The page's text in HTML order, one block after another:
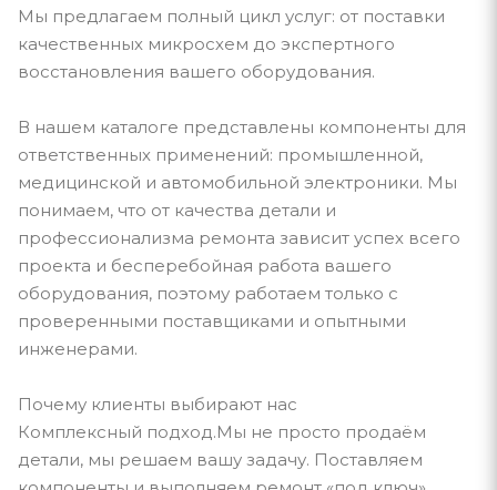
Мы предлагаем полный цикл услуг: от поставки
качественных микросхем до экспертного
восстановления вашего оборудования.
В нашем каталоге представлены компоненты для
ответственных применений: промышленной,
медицинской и автомобильной электроники. Мы
понимаем, что от качества детали и
профессионализма ремонта зависит успех всего
проекта и бесперебойная работа вашего
оборудования, поэтому работаем только с
проверенными поставщиками и опытными
инженерами.
Почему клиенты выбирают нас
Комплексный подход.Мы не просто продаём
детали, мы решаем вашу задачу. Поставляем